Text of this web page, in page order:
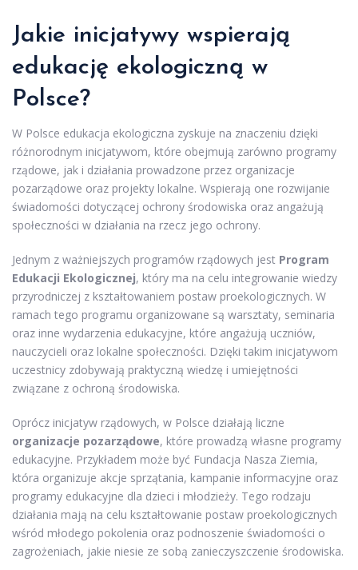
Jakie inicjatywy wspierają
edukację ekologiczną w
Polsce?
W Polsce edukacja ekologiczna zyskuje na znaczeniu dzięki
różnorodnym inicjatywom, które obejmują zarówno programy
rządowe, jak i działania prowadzone przez organizacje
pozarządowe oraz projekty lokalne. Wspierają one rozwijanie
świadomości dotyczącej ochrony środowiska oraz angażują
społeczności w działania na rzecz jego ochrony.
Jednym z ważniejszych programów rządowych jest Program
Edukacji Ekologicznej, który ma na celu integrowanie wiedzy
przyrodniczej z kształtowaniem postaw proekologicznych. W
ramach tego programu organizowane są warsztaty, seminaria
oraz inne wydarzenia edukacyjne, które angażują uczniów,
nauczycieli oraz lokalne społeczności. Dzięki takim inicjatywom
uczestnicy zdobywają praktyczną wiedzę i umiejętności
związane z ochroną środowiska.
Oprócz inicjatyw rządowych, w Polsce działają liczne
organizacje pozarządowe, które prowadzą własne programy
edukacyjne. Przykładem może być Fundacja Nasza Ziemia,
która organizuje akcje sprzątania, kampanie informacyjne oraz
programy edukacyjne dla dzieci i młodzieży. Tego rodzaju
działania mają na celu kształtowanie postaw proekologicznych
wśród młodego pokolenia oraz podnoszenie świadomości o
zagrożeniach, jakie niesie ze sobą zanieczyszczenie środowiska.